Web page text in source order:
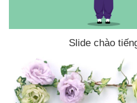
Slide chào